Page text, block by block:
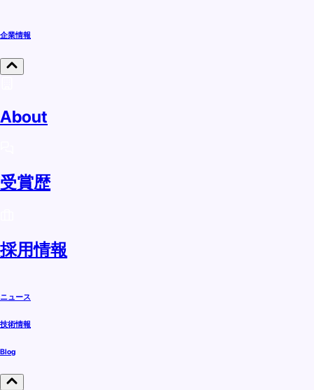
企業情報
About
受賞歴
採用情報
ニュース
技術情報
Blog